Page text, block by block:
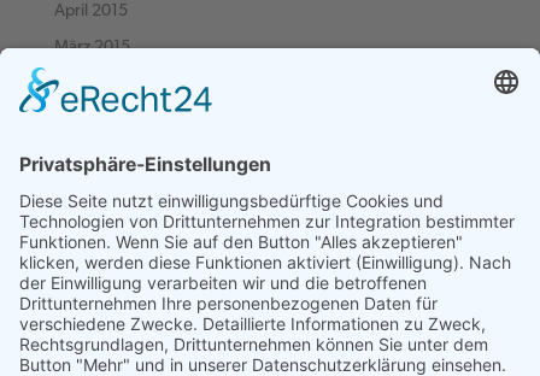
April 2015
März 2015
Februar 2015
Dezember 2014
November 2014
Oktober 2014
September 2014
August 2014
Juni 2014